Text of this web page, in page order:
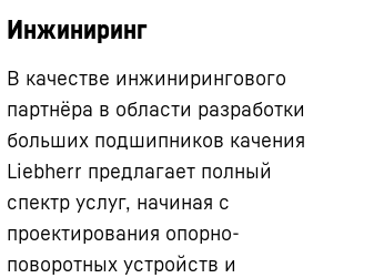
Инжиниринг
В качестве инжинирингового
партнёра в области разработки
больших подшипников качения
Liebherr предлагает полный
спектр услуг, начиная с
проектирования опорно-
поворотных устройств и